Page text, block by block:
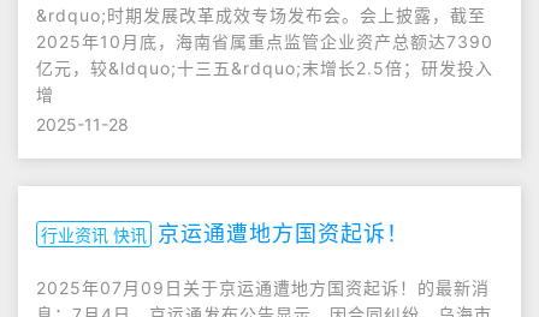
&rdquo;时期发展改革成效专场发布会。会上披露，截至
2025年10月底，海南省属重点监管企业资产总额达7390
亿元，较&ldquo;十三五&rdquo;末增长2.5倍；研发投入
增
2025-11-28
行业资讯 快讯 京运通遭地方国资起诉！
2025年07月09日关于京运通遭地方国资起诉！的最新消